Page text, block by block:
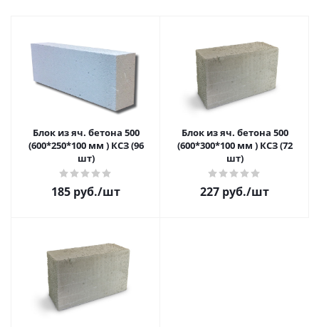
Блок из яч. бетона 500
(600*250*100 мм ) КСЗ (96
шт)
185 руб./шт
Блок из яч. бетона 500
(600*300*100 мм ) КСЗ (72
шт)
227 руб./шт